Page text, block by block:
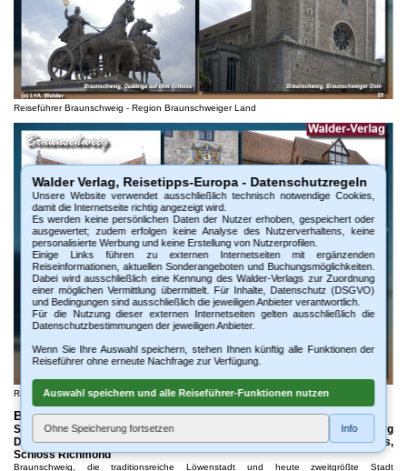
Reiseführer Braunschweig - Region Braunschweiger Land
Reiseführer Braunschweig - Region Braunschweiger Land
Braunschweig*** - Region Braunschweiger Land
Sehenswürdigkeiten: historische Altstadt, Dom St. Blasii, Burg
Dankwarderode, Löwendenkmal, Gewandhaus, Altstadtrathaus, Schloss,
Schloss Richmond
Braunschweig, die traditionsreiche Löwenstadt und heute zweitgrößte Stadt
Walder Verlag, Reisetipps-Europa - Datenschutzregeln
Unsere Website verwendet ausschließlich technisch notwendige Cookies,
damit die Internetseite richtig angezeigt wird.
Es werden keine persönlichen Daten der Nutzer erhoben, gespeichert oder
ausgewertet; zudem erfolgen keine Analyse des Nutzerverhaltens, keine
personalisierte Werbung und keine Erstellung von Nutzerprofilen.
Einige Links führen zu externen Internetseiten mit ergänzenden
Reiseinformationen, aktuellen Sonderangeboten und Buchungsmöglichkeiten.
Dabei wird ausschließlich eine Kennung des Walder-Verlags zur Zuordnung
einer möglichen Vermittlung übermittelt. Für Inhalte, Datenschutz (DSGVO)
und Bedingungen sind ausschließlich die jeweiligen Anbieter verantwortlich.
Für die Nutzung dieser externen Internetseiten gelten ausschließlich die
Datenschutzbestimmungen der jeweiligen Anbieter.
Wenn Sie Ihre Auswahl speichern, stehen Ihnen künftig alle Funktionen der
Reiseführer ohne erneute Nachfrage zur Verfügung.
Auswahl speichern und alle Reiseführer-Funktionen nutzen
Ohne Speicherung fortsetzen Info